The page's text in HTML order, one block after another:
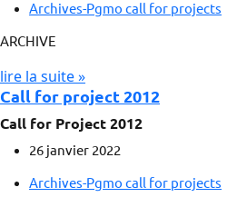
Archives-Pgmo call for projects
ARCHIVE
lire la suite »
Call for project 2012
Call for Project 2012
26 janvier 2022
Archives-Pgmo call for projects